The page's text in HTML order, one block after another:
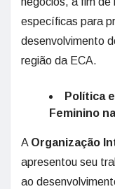
específicas para
desenvolvimento
região da ECA.
Política
Feminino
A Organização
apresentou seu
ao